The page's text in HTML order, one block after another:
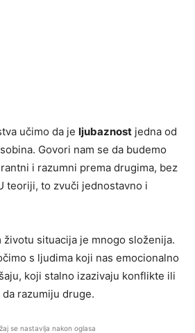
učimo da je ljubaznost jedna od
Govori nam se da budemo
i razumni prema drugima, bez
teoriji, to zvuči jednostavno i
životu situacija je mnogo složenija.
s ljudima koji nas emocionalno
koji stalno izazivaju konflikte ili
razumiju druge.
se nastavlja nakon oglasa